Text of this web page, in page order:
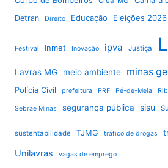
Detran Direito Educação Eleições 2026
Festival Inmet Inovação ipva Justiça
Lavras MG meio ambiente minas
Polícia Civil
prefeitura PRF Pé-de-Meia
Sebrae Minas segurança pública sisu
sustentabilidade TJMG tráfico de drogas
Unilavras vagas de emprego